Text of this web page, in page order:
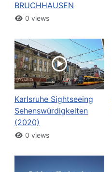
BRUCHHAUSEN
0 views
Karlsruhe Sightseeing
Sehenswürdigkeiten
(2020)
0 views